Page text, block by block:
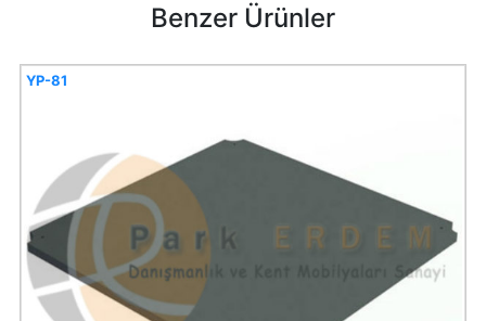
Benzer Ürünler
YP-81